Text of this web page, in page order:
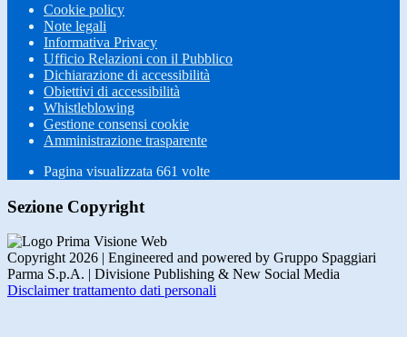
Cookie policy
Note legali
Informativa Privacy
Ufficio Relazioni con il Pubblico
Dichiarazione di accessibilità
Obiettivi di accessibilità
Whistleblowing
Gestione consensi cookie
Amministrazione trasparente
Pagina visualizzata 661 volte
Sezione Copyright
Copyright 2026 | Engineered and powered by Gruppo Spaggiari
Parma S.p.A. | Divisione Publishing & New Social Media
Disclaimer trattamento dati personali